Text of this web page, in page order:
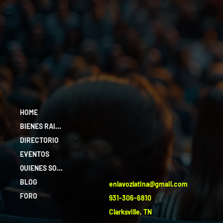
HOME
BIENES RAICES
DIRECTORIO
EVENTOS
QUIENES SOMOS
BLOG
FORO
enlavozlatina@gmail.com
931-306-6810
Clarksville, TN